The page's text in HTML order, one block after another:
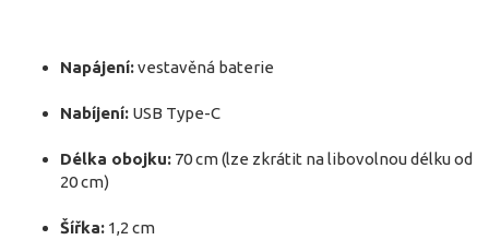
Napájení:vestavěná baterie
Nabíjení: USB Type-C
Délka obojku: 70 cm (lze zkrátit na libovolnou délku od
20 cm)
Šířka: 1,2 cm